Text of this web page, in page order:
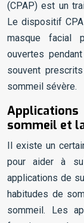
(CPAP) est un
Le dispositif
masque facial
ouvertes
souvent
sommeil sévère.
sommeil et
Il existe un
pour aider à
applications de
habitudes de
sommeil. Les